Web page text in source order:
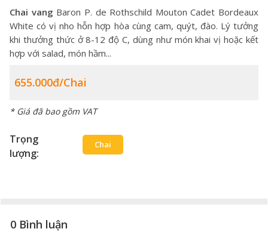
Chai vang Baron P. de Rothschild Mouton Cadet Bordeaux
White có vị nho hỗn hợp hòa cùng cam, quýt, đào. Lý tưởng
khi thưởng thức ở 8-12 độ C, dùng như món khai vị hoặc kết
hợp với salad, món hầm...
655.000đ/Chai
* Giá đã bao gồm VAT
Trọng
lượng:
Chai
0 Bình luận